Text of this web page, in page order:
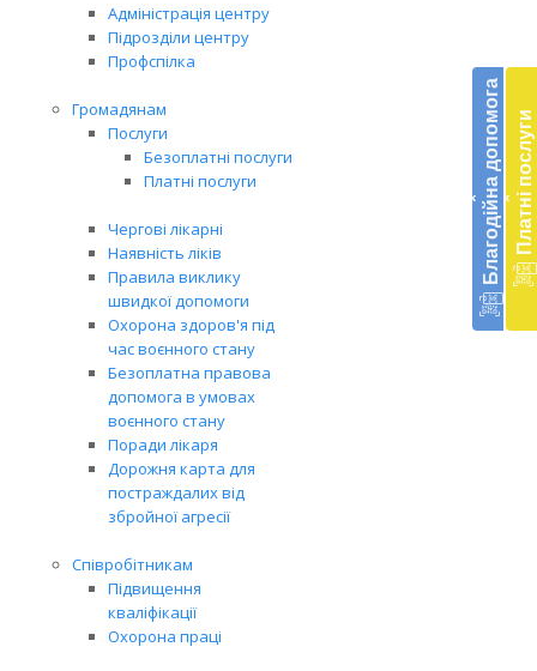
Адміністрація центру
Підрозділи центру
Профспілка
Громадянам
Послуги
Безоплатні послуги
Платні послуги
Чергові лікарні
Наявність ліків
Правила виклику
швидкої допомоги
Охорона здоров'я під
час воєнного стану
Безоплатна правова
допомога в умовах
воєнного стану
Поради лікаря
Дорожня карта для
постраждалих від
збройної агресії
Співробітникам
Підвищення
кваліфікації
Охорона праці
‹ Благодійна допомога ‹ Платні послуги